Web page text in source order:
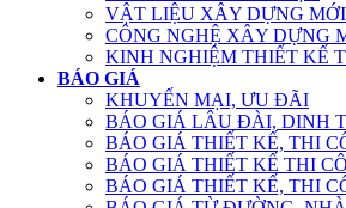
VẬT LIỆU XÂY DỰNG MỚI
CÔNG NGHỆ XÂY DỰNG
KINH NGHIỆM THIẾT KẾ
BÁO GIÁ
KHUYẾN MẠI, ƯU ĐÃI
BÁO GIÁ LÂU ĐÀI, DINH
BÁO GIÁ THIẾT KẾ, THI
BÁO GIÁ THIẾT KẾ THI
BÁO GIÁ THIẾT KẾ, THI